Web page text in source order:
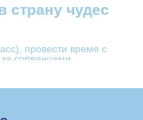
страну чудес
провести время с
сорванцами,